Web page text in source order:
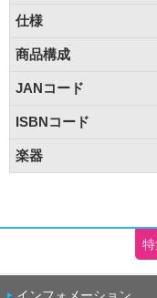
仕様
商品構成
JANコード
ISBNコード
楽器